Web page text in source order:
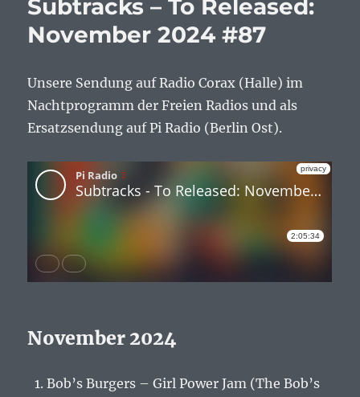
Subtracks – To Released:
November 2024 #87
Unsere Sendung auf Radio Corax (Halle) im
Nachtprogramm der Freien Radios und als
Ersatzsendung auf Pi Radio (Berlin Ost).
November 2024
Bob’s Burgers – Girl Power Jam (The Bob’s